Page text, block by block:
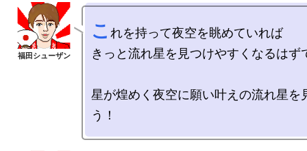
こ れを持って夜空を眺めていれば
きっと流れ星を見つけやすくなるはず
星が煌めく夜空に願い叶えの流れ星を